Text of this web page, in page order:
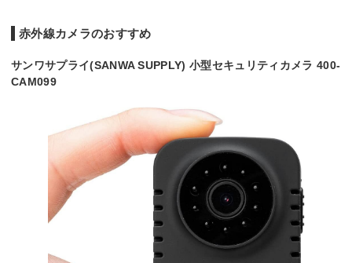
赤外線カメラのおすすめ
サンワサプライ(SANWA SUPPLY) 小型セキュリティカメラ 400-
CAM099